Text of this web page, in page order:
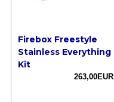
Firebox Freestyle
Stainless Everything
Kit
263,00EUR